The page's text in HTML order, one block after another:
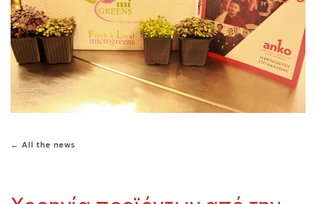
← All the news